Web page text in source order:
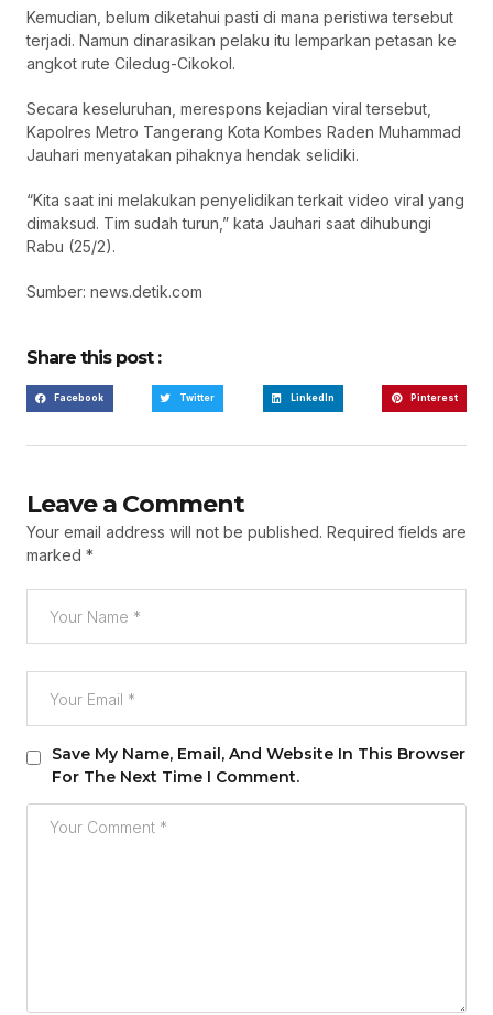
Kemudian, belum diketahui pasti di mana peristiwa tersebut
terjadi. Namun dinarasikan pelaku itu lemparkan petasan ke
angkot rute Ciledug-Cikokol.
Secara keseluruhan, merespons kejadian viral tersebut,
Kapolres Metro Tangerang Kota Kombes Raden Muhammad
Jauhari menyatakan pihaknya hendak selidiki.
“Kita saat ini melakukan penyelidikan terkait video viral yang
dimaksud. Tim sudah turun,” kata Jauhari saat dihubungi
Rabu (25/2).
Sumber: news.detik.com
Share this post :
Facebook Twitter LinkedIn Pinterest
Leave a Comment
Your email address will not be published. Required fields are
marked *
Save My Name, Email, And Website In This Browser
For The Next Time I Comment.